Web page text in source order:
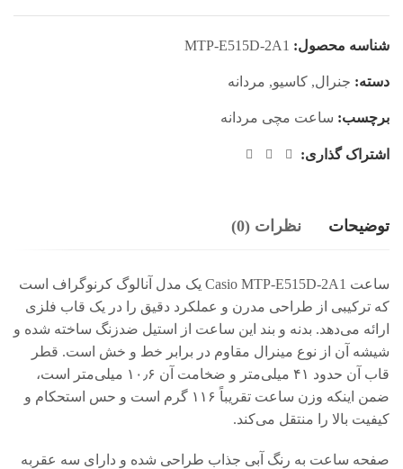
شناسه محصول: MTP-E515D-2A1
دسته: جنرال, کاسیو, مردانه
برچسب: ساعت مچی مردانه
اشتراک گذاری:
توضیحات نظرات (0)
ساعت Casio MTP‑E515D‑2A1 یک مدل آنالوگ کرنوگراف است
که ترکیبی از طراحی مدرن و عملکرد دقیق را در یک قاب فلزی
ارائه می‌دهد. بدنه و بند این ساعت از استیل ضدزنگ ساخته شده و
شیشه آن از نوع مینرال مقاوم در برابر خط و خش است. قطر
قاب آن حدود ۴۱ میلی‌متر و ضخامت آن ۱۰٫۶ میلی‌متر است،
ضمن اینکه وزن ساعت تقریباً ۱۱۶ گرم است و حس استحکام و
کیفیت بالا را منتقل می‌کند.
صفحه ساعت به رنگ آبی جذاب طراحی شده و دارای سه عقربه